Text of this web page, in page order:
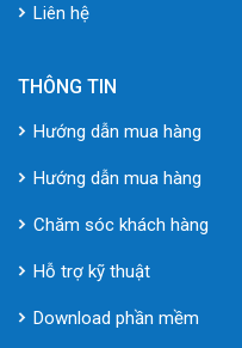
Liên hệ
THÔNG TIN
Hướng dẫn mua hàng
Hướng dẫn mua hàng
Chăm sóc khách hàng
Hỗ trợ kỹ thuật
Download phần mềm